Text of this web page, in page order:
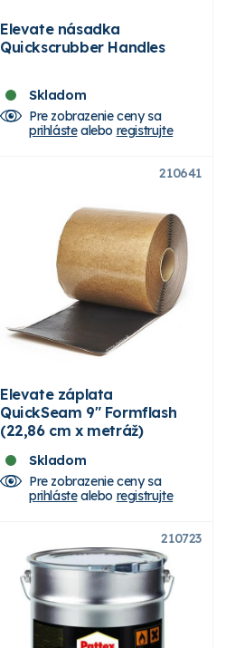
Elevate násadka
Quickscrubber Handles
Skladom
Pre zobrazenie ceny sa
prihlástealebo registrujte
210641
Elevate záplata
QuickSeam 9" Formflash
(22,86 cm x metráž)
Skladom
Pre zobrazenie ceny sa
prihlástealebo registrujte
210723